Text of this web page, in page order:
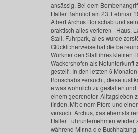
ansässig. Bei dem
Haller Bahnhof am 23. Februar
Albert Archus Bonschab und
praktisch alles verloren - Haus,
Stall, Fuhrpark, alles wurde
Glücklicherweise hat die
Würkner den Stall ihres kleinen
Wackershofen als Notunterkunft
gestellt. In den letzten 6
Bonschabs versucht, diese
etwas wohnlich zu gestalten und
einem geordneten Alltagsleben
finden. Mit einem Pferd und
versucht Archus, das ehemals
Haller Fuhrunternehmen wieder
während Minna die Buchhaltung